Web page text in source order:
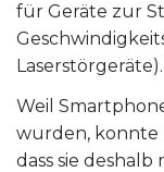
für Geräte zur
Weil
wurden, konnte
dass sie